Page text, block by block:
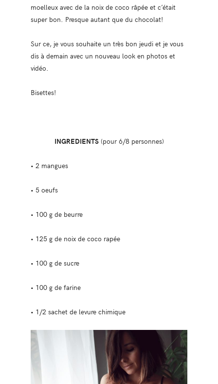
moelleux avec de la noix de coco râpée et c’était
super bon. Presque autant que du chocolat!
Sur ce, je vous souhaite un très bon jeudi et je vous
dis à demain avec un nouveau look en photos et
vidéo.
Bisettes!
INGREDIENTS(pour 6/8 personnes)
• 2 mangues
• 5 oeufs
• 100 g de beurre
• 125 g de noix de coco rapée
• 100 g de sucre
• 100 g de farine
• 1/2 sachet de levure chimique